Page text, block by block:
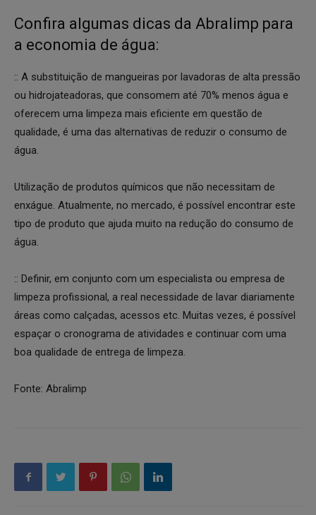
Confira algumas dicas da Abralimp para
a economia de água:
:: A substituição de mangueiras por lavadoras de alta pressão
ou hidrojateadoras, que consomem até 70% menos água e
oferecem uma limpeza mais eficiente em questão de
qualidade, é uma das alternativas de reduzir o consumo de
água.
Utilização de produtos químicos que não necessitam de
enxágue. Atualmente, no mercado, é possível encontrar este
tipo de produto que ajuda muito na redução do consumo de
água.
:: Definir, em conjunto com um especialista ou empresa de
limpeza profissional, a real necessidade de lavar diariamente
áreas como calçadas, acessos etc. Muitas vezes, é possível
espaçar o cronograma de atividades e continuar com uma
boa qualidade de entrega de limpeza.
Fonte: Abralimp